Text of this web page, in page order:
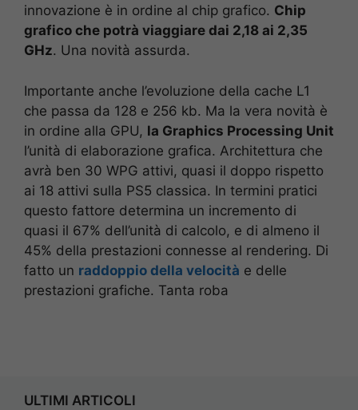
innovazione è in ordine al chip grafico. Chip
grafico che potrà viaggiare dai 2,18 ai 2,35
GHz. Una novità assurda.
Importante anche l’evoluzione della cache L1
che passa da 128 e 256 kb. Ma la vera novità è
in ordine alla GPU, la Graphics Processing Unit
l’unità di elaborazione grafica. Architettura che
avrà ben 30 WPG attivi, quasi il doppo rispetto
ai 18 attivi sulla PS5 classica. In termini pratici
questo fattore determina un incremento di
quasi il 67% dell’unità di calcolo, e di almeno il
45% della prestazioni connesse al rendering. Di
fatto un raddoppio della velocità e delle
prestazioni grafiche. Tanta roba
ULTIMI ARTICOLI